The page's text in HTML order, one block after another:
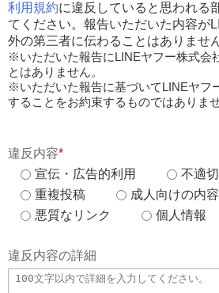
利用規約に違反していると思われる
てください。報告いただいた内容が
外の第三者に伝わることはありません
※いただいた報告にLINEヤフー株式会
とはありません。
※いただいた報告に基づいてLINEヤフ
することをお約束するものではありませ
違反内容*
宣伝・広告的利用
不適
重複投稿
成人向けの内容
悪質なリンク
個人情報
違反内容の詳細